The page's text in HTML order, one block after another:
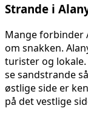
Strande i
Mange forbinder
om snakken.
turister og
se sandstrande
østlige side er
på det vestlige